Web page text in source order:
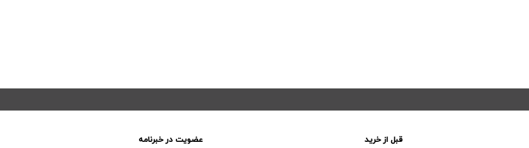
عضویت در خبرنامه قبل از خرید